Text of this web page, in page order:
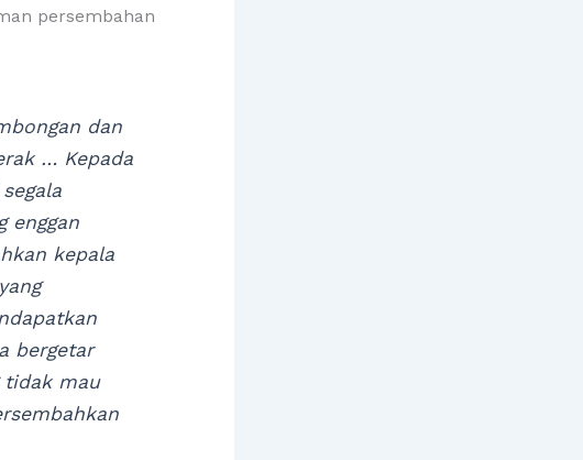
persembahan
dan
… Kepada
enggan
kepala
bergetar
tidak mau